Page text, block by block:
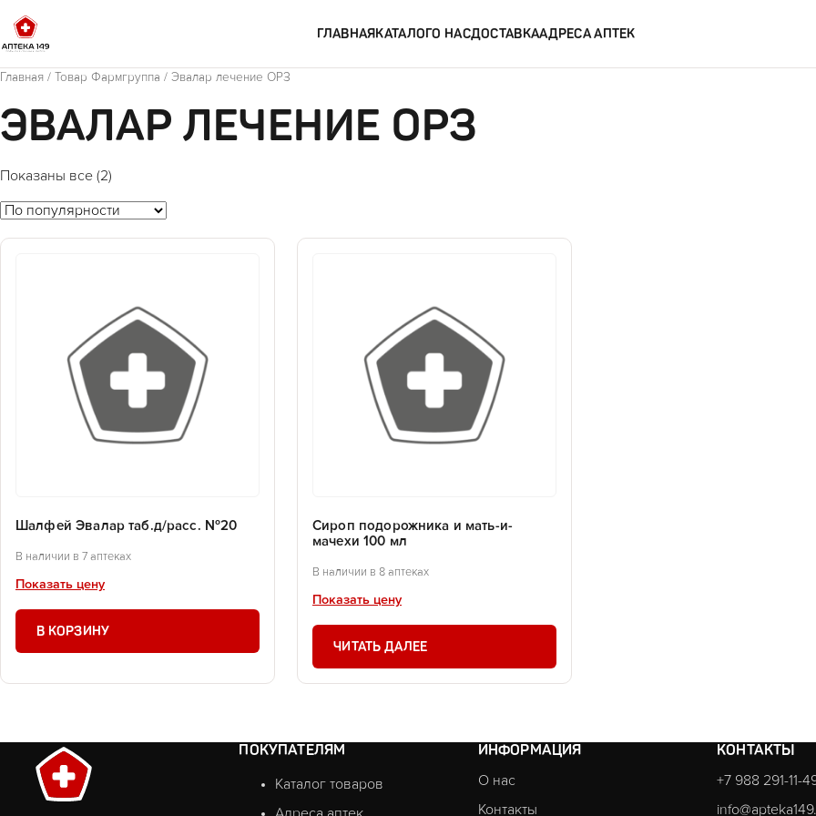
ГЛАВНАЯКАТАЛОГО НАСДОСТАВКААДРЕСА АПТЕК
Главная / Товар Фармгруппа / Эвалар лечение ОРЗ
ЭВАЛАР ЛЕЧЕНИЕ ОРЗ
Показаны все (2)
Шалфей Эвалар таб.д/расс. №20
В наличии в 7 аптеках
Показать цену
В КОРЗИНУ
Сироп подорожника и мать-и-
мачехи 100 мл
В наличии в 8 аптеках
Показать цену
ЧИТАТЬ ДАЛЕЕ
ПОКУПАТЕЛЯМ
Каталог товаров
Адреса аптек
ИНФОРМАЦИЯ
О нас
Контакты
КОНТАКТЫ
+7 988 291-11-